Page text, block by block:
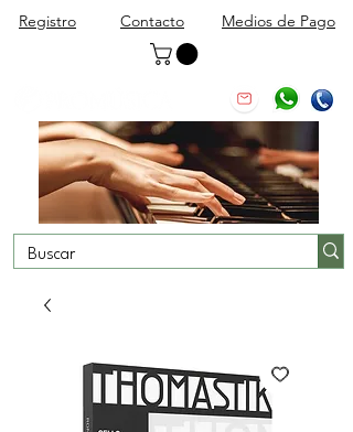
Registro Contacto Medios de Pago